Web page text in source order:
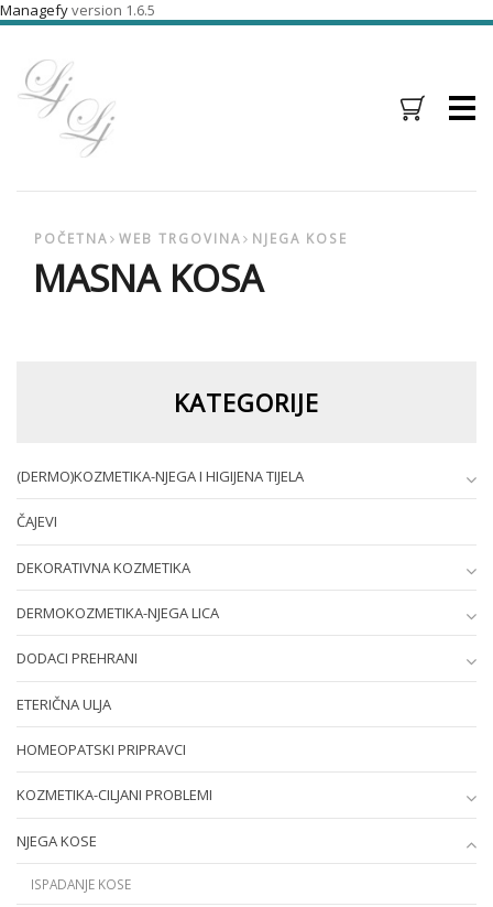
Managefyversion 1.6.5
Menu
POČETNA WEB TRGOVINA NJEGA KOSE
MASNA KOSA
KATEGORIJE
(DERMO)KOZMETIKA-NJEGA I HIGIJENA TIJELA
ČAJEVI
DEKORATIVNA KOZMETIKA
DERMOKOZMETIKA-NJEGA LICA
DODACI PREHRANI
ETERIČNA ULJA
HOMEOPATSKI PRIPRAVCI
KOZMETIKA-CILJANI PROBLEMI
NJEGA KOSE
ISPADANJE KOSE